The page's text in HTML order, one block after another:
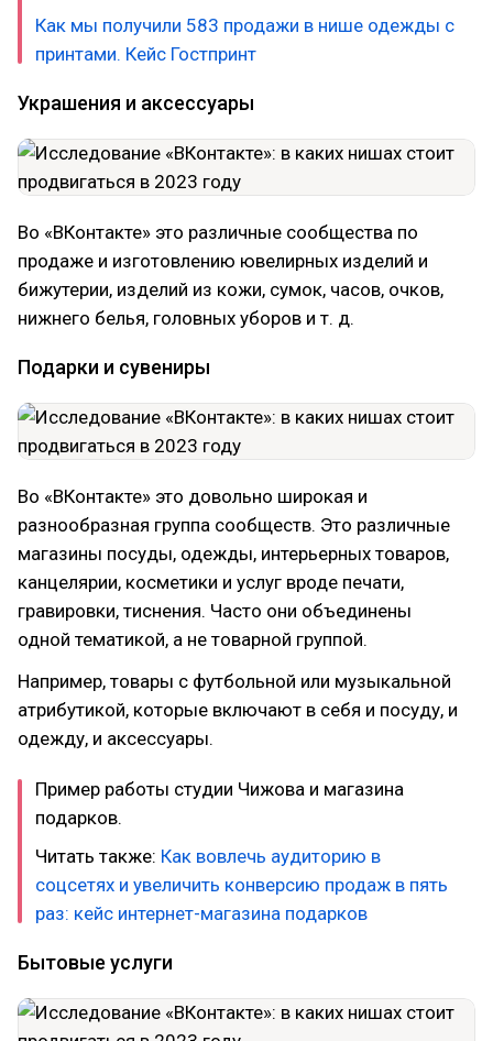
Как мы получили 583 продажи в нише одежды с
принтами. Кейс Гостпринт
Украшения и аксессуары
Во «ВКонтакте» это различные сообщества по
продаже и изготовлению ювелирных изделий и
бижутерии, изделий из кожи, сумок, часов, очков,
нижнего белья, головных уборов и т. д.
Подарки и сувениры
Во «ВКонтакте» это довольно широкая и
разнообразная группа сообществ. Это различные
магазины посуды, одежды, интерьерных товаров,
канцелярии, косметики и услуг вроде печати,
гравировки, тиснения. Часто они объединены
одной тематикой, а не товарной группой.
Например, товары с футбольной или музыкальной
атрибутикой, которые включают в себя и посуду, и
одежду, и аксессуары.
Пример работы студии Чижова и магазина
подарков.
Читать также: Как вовлечь аудиторию в
соцсетях и увеличить конверсию продаж в пять
раз: кейс интернет-магазина подарков
Бытовые услуги